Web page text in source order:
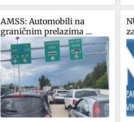
AMSS: Automobili na
graničnim prelazima
čekaju od 20 minuta do tri
sata